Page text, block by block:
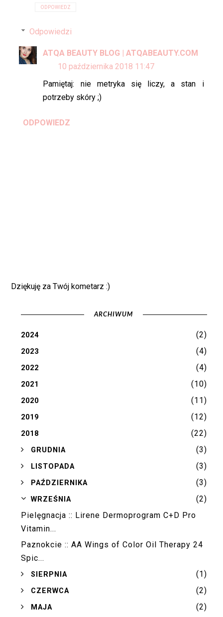
ODPOWIEDZ
Odpowiedzi
ATQA BEAUTY BLOG | ATQABEAUTY.COM
10 października 2018 11:47
Pamiętaj: nie metryka się liczy, a stan i
potrzeby skóry ;)
ODPOWIEDZ
Dziękuję za Twój kometarz :)
ARCHIWUM
2024 (2)
2023 (4)
2022 (4)
2021 (10)
2020 (11)
2019 (12)
2018 (22)
►GRUDNIA (3)
►LISTOPADA (3)
►PAŹDZIERNIKA (3)
▼WRZEŚNIA
(2)
Pielęgnacja :: Lirene Dermoprogram C+D Pro
Vitamin...
Paznokcie :: AA Wings of Color Oil Therapy 24
Spic...
►SIERPNIA (1)
►CZERWCA (2)
►MAJA (2)